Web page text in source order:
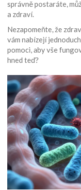
správně postaráte,
a zdraví.
Nezapomeňte, že
vám nabízejí
pomoci, aby vše
hned teď?